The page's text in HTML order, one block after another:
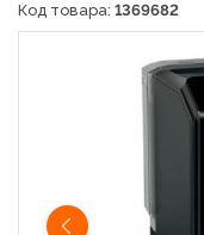
Код товара: 1369682